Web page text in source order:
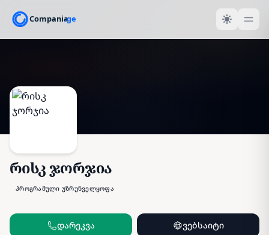
რისკ ჯორჯია
პროგრამული უზრუნველყოფა
დარეკვა ვებსაიტი